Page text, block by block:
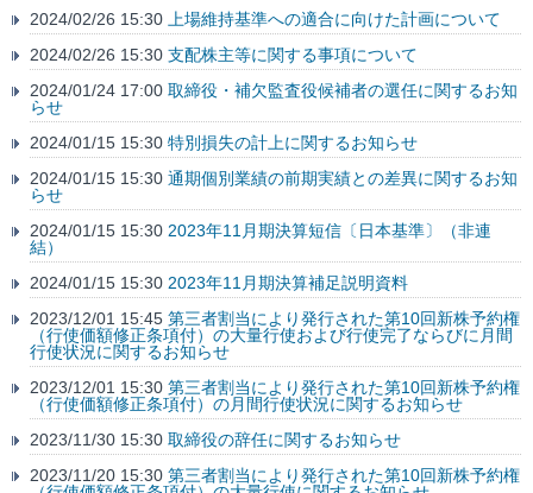
2024/02/26 15:30
上場維持基準への適合に向けた計画について
2024/02/26 15:30 支配株主等に関する事項について
2024/01/24 17:00 取締役・補欠監査役候補者の選任に関するお知
らせ
2024/01/15 15:30 特別損失の計上に関するお知らせ
2024/01/15 15:30 通期個別業績の前期実績との差異に関するお知
らせ
2024/01/15 15:30 2023年11月期決算短信〔日本基準〕（非連
結）
2024/01/15 15:30 2023年11月期決算補足説明資料
2023/12/01 15:45 第三者割当により発行された第10回新株予約権
（行使価額修正条項付）の大量行使および行使完了ならびに月間
行使状況に関するお知らせ
2023/12/01 15:30 第三者割当により発行された第10回新株予約権
（行使価額修正条項付）の月間行使状況に関するお知らせ
2023/11/30 15:30 取締役の辞任に関するお知らせ
2023/11/20 15:30 第三者割当により発行された第10回新株予約権